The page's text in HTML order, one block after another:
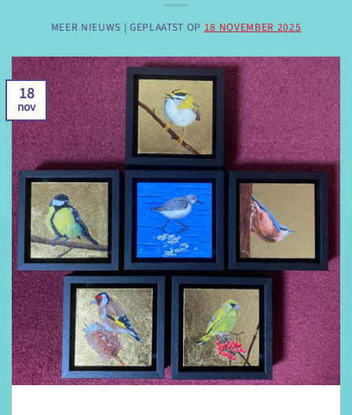
MEER NIEUWS | GEPLAATST OP 18 NOVEMBER 2025
18
nov